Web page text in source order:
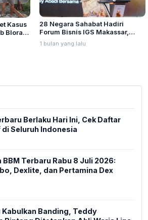
Kasus
Blora
28 Negara Sahabat Hadiri
Forum Bisnis IGS Makassar,
Munafri Tawarkan Investasi
Stadion Untia
1 bulan yang lalu
Berlaku Hari Ini, Cek Daftar
Seluruh Indonesia
Terbaru Rabu 8 Juli 2026:
Dexlite, dan Pertamina Dex
Kabulkan Banding, Teddy